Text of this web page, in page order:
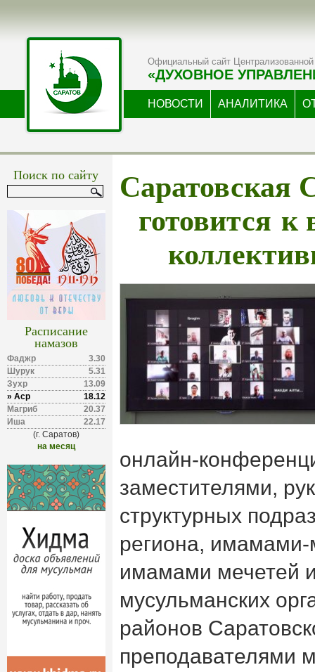
Официальный сайт Централизованной
«ДУХОВНОЕ
НОВОСТИ АНАЛИТИКА
Поиск по сайту
Расписание
намазов
Фаджр
3.30
Шурук
5.31
Зухр
13.09
» Аср
18.12
Магриб
20.37
Иша
22.17
(г. Саратов)
на месяц
Саратовская
готовится к
онлайн-
заместителями,
структурных
региона, имамами-
имамами мечетей
мусульманских
районов
преподавателями